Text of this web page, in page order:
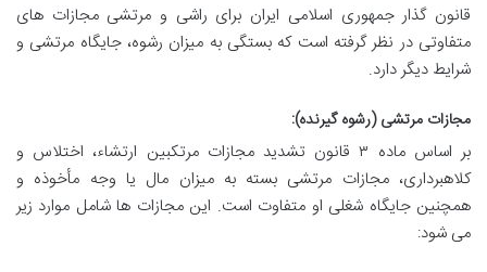
قانون گذار جمهوری اسلامی ایران برای راشی و مرتشی مجازات های
متفاوتی در نظر گرفته است که بستگی به میزان رشوه، جایگاه مرتشی و
شرایط دیگر دارد.
مجازات مرتشی (رشوه گیرنده):
بر اساس ماده ۳ قانون تشدید مجازات مرتکبین ارتشاء، اختلاس و
کلاهبرداری، مجازات مرتشی بسته به میزان مال یا وجه مأخوذه و
همچنین جایگاه شغلی او متفاوت است. این مجازات ها شامل موارد زیر
می شود: